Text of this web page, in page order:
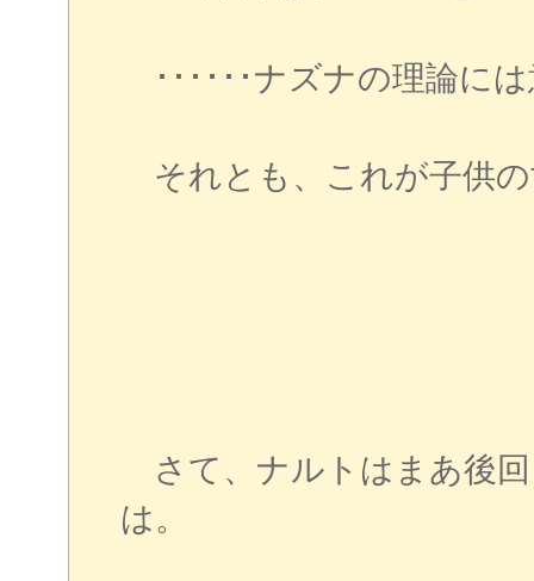
･･････ナズナの理論に
それとも、これが子供
さて、ナルトはまあ後回
は。